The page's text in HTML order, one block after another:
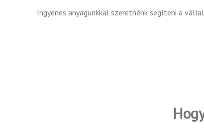
Ingyenes anyagunkkal szeretnénk segíteni a